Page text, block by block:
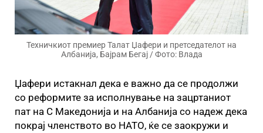
Техничкиот премиер Талат Џафери и претседателот на
Албанија, Бајрам Бегај / Фото: Влада
Џафери истакнал дека е важно да се продолжи
со реформите за исполнување на зацртаниот
пат на С Македонија и на Албанија со надеж дека
покрај членството во НАТО, ќе се заокружи и